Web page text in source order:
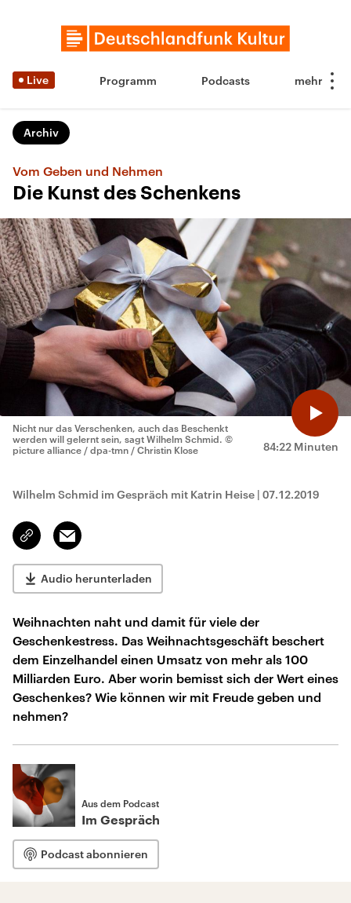
Live Programm Podcasts
Archiv
Vom Geben und Nehmen
Die Kunst des Schenkens
84:22 Minuten
Nicht nur das Verschenken, auch das Beschenkt
werden will gelernt sein, sagt Wilhelm Schmid. ©
picture alliance / dpa-tmn / Christin Klose
Wilhelm Schmid im Gespräch mit Katrin Heise | 07.12.2019
Link
kopieren/teilen
Email
Audio herunterladen
Weihnachten naht und damit für viele der
Geschenkestress. Das Weihnachtsgeschäft beschert
dem Einzelhandel einen Umsatz von mehr als 100
Milliarden Euro. Aber worin bemisst sich der Wert eines
Geschenkes? Wie können wir mit Freude geben und
nehmen?
Aus dem Podcast
Im Gespräch
Podcast abonnieren